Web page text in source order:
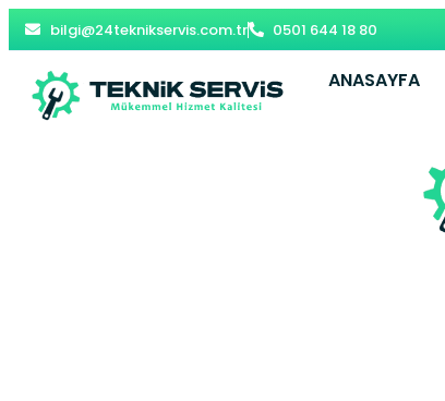
bilgi@24teknikservis.com.tr 0501 644 18 80
ANASAYFA